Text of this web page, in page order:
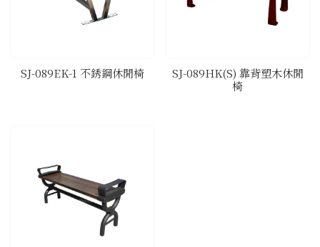
SJ-089EK-1 不銹鋼休閒椅
SJ-089HK(S) 靠背塑木休閒
椅